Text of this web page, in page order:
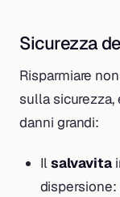
Sicurezza
Risparmiare
sulla
danni grandi:
Ilsalvavita